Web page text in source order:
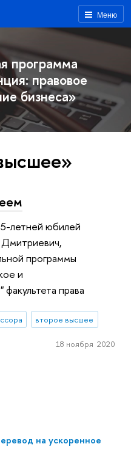
Меню
программа
правовое
бизнеса»
на ускоренное
летней юбилей
программы
и
права
второе высшее
18 ноября 2020